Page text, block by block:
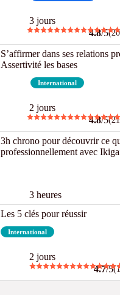
3 jours
4.8/5
S’affirmer dans ses relations
Assertivité les bases
International
2 jours
4.8/5
3h chrono pour découvrir ce
professionnellement avec
3 heures
Les 5 clés pour réussir
International
2 jours
4.7/5